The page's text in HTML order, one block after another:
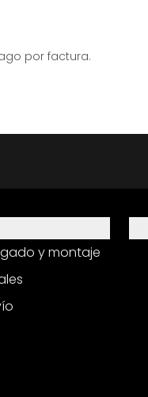
por factura.
y montaje